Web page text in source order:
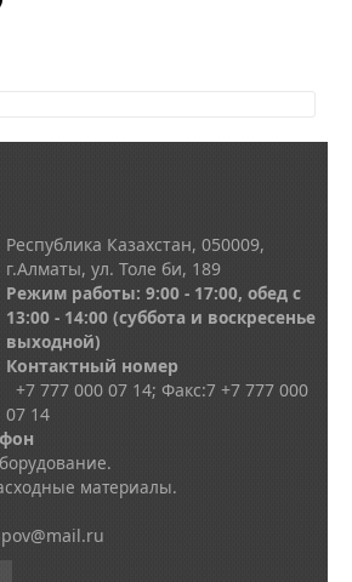
Республика Казахстан, 050009,
г.Алматы, ул. Толе би, 189
Режим работы: 9:00 - 17:00, обед с
13:00 - 14:00 (суббота и воскресенье
выходной)
Контактный номер
+7 777 000 07 14; Факс:7 +7 777 000
07 14
материалы.